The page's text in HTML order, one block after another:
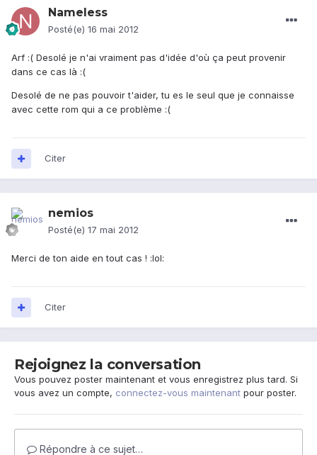
Nameless
Posté(e) 16 mai 2012
Arf :( Desolé je n'ai vraiment pas d'idée d'où ça peut provenir
dans ce cas là :(
Desolé de ne pas pouvoir t'aider, tu es le seul que je connaisse
avec cette rom qui a ce problème :(
Citer
nemios
Posté(e) 17 mai 2012
Merci de ton aide en tout cas ! :lol:
Citer
Rejoignez la conversation
Vous pouvez poster maintenant et vous enregistrez plus tard. Si
vous avez un compte, connectez-vous maintenant pour poster.
Répondre à ce sujet…